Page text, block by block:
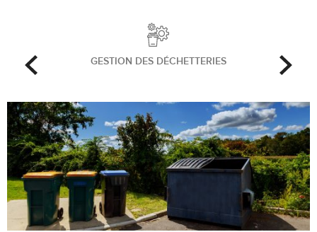
GESTION DES DÉCHETTERIES